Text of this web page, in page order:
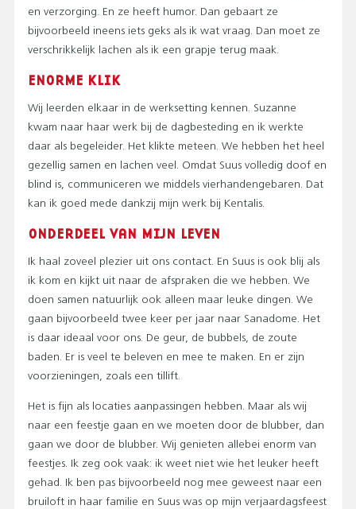
en verzorging. En ze heeft humor. Dan gebaart ze
bijvoorbeeld ineens iets geks als ik wat vraag. Dan moet ze
verschrikkelijk lachen als ik een grapje terug maak.
ENORME KLIK
Wij leerden elkaar in de werksetting kennen. Suzanne
kwam naar haar werk bij de dagbesteding en ik werkte
daar als begeleider. Het klikte meteen. We hebben het heel
gezellig samen en lachen veel. Omdat Suus volledig doof en
blind is, communiceren we middels vierhandengebaren. Dat
kan ik goed mede dankzij mijn werk bij Kentalis.
ONDERDEEL VAN MIJN LEVEN
Ik haal zoveel plezier uit ons contact. En Suus is ook blij als
ik kom en kijkt uit naar de afspraken die we hebben. We
doen samen natuurlijk ook alleen maar leuke dingen. We
gaan bijvoorbeeld twee keer per jaar naar Sanadome. Het
is daar ideaal voor ons. De geur, de bubbels, de zoute
baden. Er is veel te beleven en mee te maken. En er zijn
voorzieningen, zoals een tillift.
Het is fijn als locaties aanpassingen hebben. Maar als wij
naar een feestje gaan en we moeten door de blubber, dan
gaan we door de blubber. Wij genieten allebei enorm van
feestjes. Ik zeg ook vaak: ik weet niet wie het leuker heeft
gehad. Ik ben pas bijvoorbeeld nog mee geweest naar een
bruiloft in haar familie en Suus was op mijn verjaardagsfeest